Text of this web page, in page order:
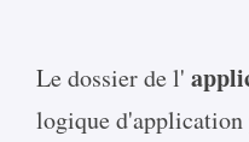
Le dossier de l'
logique